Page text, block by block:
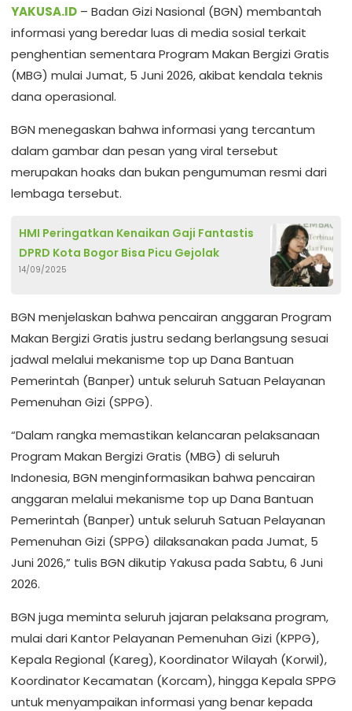
YAKUSA.ID – Badan Gizi Nasional (BGN) membantah
informasi yang beredar luas di media sosial terkait
penghentian sementara Program Makan Bergizi Gratis
(MBG) mulai Jumat, 5 Juni 2026, akibat kendala teknis
dana operasional.
BGN menegaskan bahwa informasi yang tercantum
dalam gambar dan pesan yang viral tersebut
merupakan hoaks dan bukan pengumuman resmi dari
lembaga tersebut.
HMI Peringatkan Kenaikan Gaji Fantastis
DPRD Kota Bogor Bisa Picu Gejolak
14/09/2025
BGN menjelaskan bahwa pencairan anggaran Program
Makan Bergizi Gratis justru sedang berlangsung sesuai
jadwal melalui mekanisme top up Dana Bantuan
Pemerintah (Banper) untuk seluruh Satuan Pelayanan
Pemenuhan Gizi (SPPG).
“Dalam rangka memastikan kelancaran pelaksanaan
Program Makan Bergizi Gratis (MBG) di seluruh
Indonesia, BGN menginformasikan bahwa pencairan
anggaran melalui mekanisme top up Dana Bantuan
Pemerintah (Banper) untuk seluruh Satuan Pelayanan
Pemenuhan Gizi (SPPG) dilaksanakan pada Jumat, 5
Juni 2026,” tulis BGN dikutip Yakusa pada Sabtu, 6 Juni
2026.
BGN juga meminta seluruh jajaran pelaksana program,
mulai dari Kantor Pelayanan Pemenuhan Gizi (KPPG),
Kepala Regional (Kareg), Koordinator Wilayah (Korwil),
Koordinator Kecamatan (Korcam), hingga Kepala SPPG
untuk menyampaikan informasi yang benar kepada